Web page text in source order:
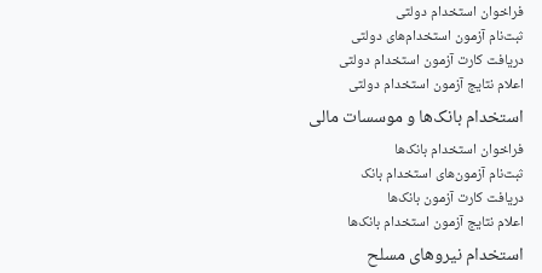
فراخوان استخدام دولتی
ثبت‌نام آزمون‌ استخدام‌های دولتی
دریافت کارت آزمون استخدام دولتی
اعلام نتایج آزمون استخدام دولتی
استخدام‌ بانک‌ها و موسسات مالی
فراخوان استخدام بانک‌ها
‌ثبت‌نام آزمون‌های استخدام بانک
دریافت کارت آزمون بانک‌ها
اعلام نتایج آزمون استخدام بانک‌ها
استخدام‌ نیروهای مسلح